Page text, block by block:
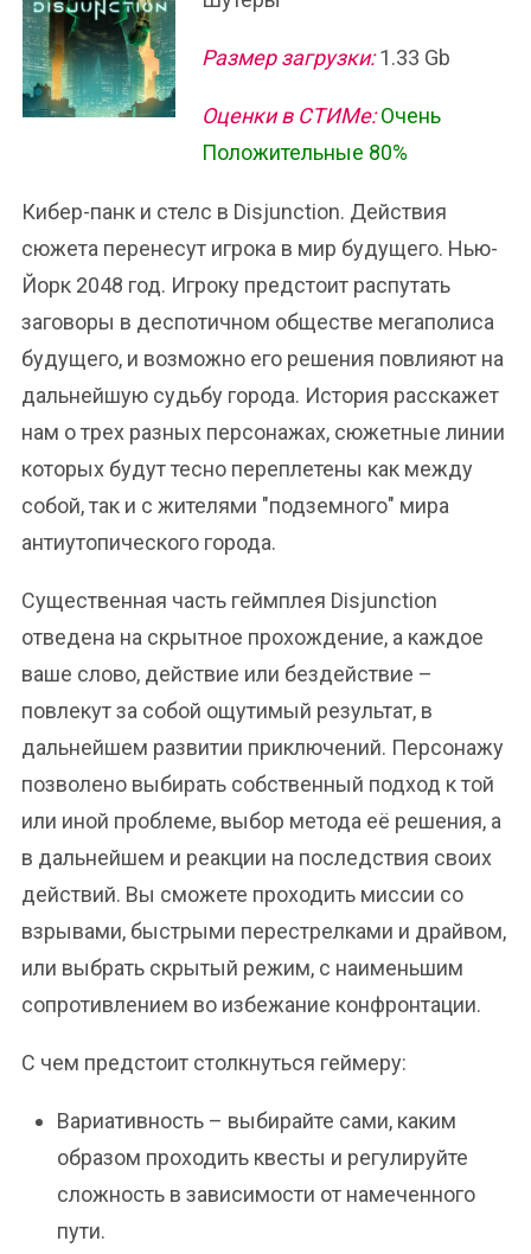
Размер загрузки:1.33 Gb
Оценки в СТИМе: Очень
Положительные 80%
Кибер-панк и стелс в Disjunction. Действия
сюжета перенесут игрока в мир будущего. Нью-
Йорк 2048 год. Игроку предстоит распутать
заговоры в деспотичном обществе мегаполиса
будущего, и возможно его решения повлияют на
дальнейшую судьбу города. История расскажет
нам о трех разных персонажах, сюжетные линии
которых будут тесно переплетены как между
собой, так и с жителями "подземного" мира
антиутопического города.
Существенная часть геймплея Disjunction
отведена на скрытное прохождение, а каждое
ваше слово, действие или бездействие –
повлекут за собой ощутимый результат, в
дальнейшем развитии приключений. Персонажу
позволено выбирать собственный подход к той
или иной проблеме, выбор метода её решения, а
в дальнейшем и реакции на последствия своих
действий. Вы сможете проходить миссии со
взрывами, быстрыми перестрелками и драйвом,
или выбрать скрытый режим, с наименьшим
сопротивлением во избежание конфронтации.
С чем предстоит столкнуться геймеру:
Вариативность – выбирайте сами, каким
образом проходить квесты и регулируйте
сложность в зависимости от намеченного
пути.